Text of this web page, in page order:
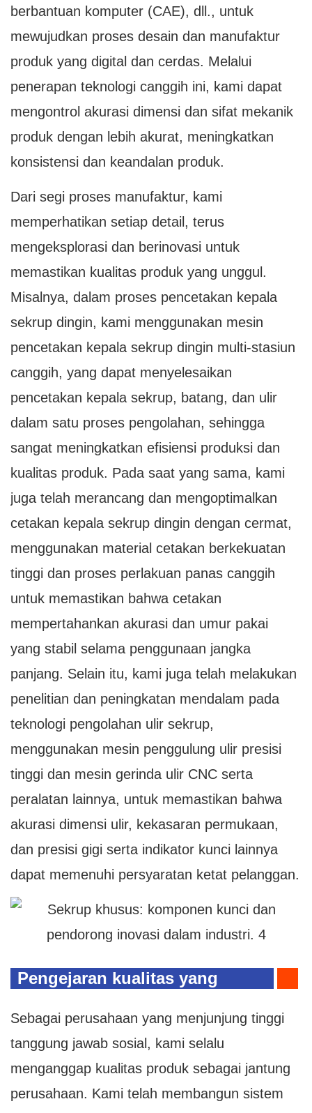
berbantuan komputer (CAE), dll., untuk
mewujudkan proses desain dan manufaktur
produk yang digital dan cerdas. Melalui
penerapan teknologi canggih ini, kami dapat
mengontrol akurasi dimensi dan sifat mekanik
produk dengan lebih akurat, meningkatkan
konsistensi dan keandalan produk.
Dari segi proses manufaktur, kami
memperhatikan setiap detail, terus
mengeksplorasi dan berinovasi untuk
memastikan kualitas produk yang unggul.
Misalnya, dalam proses pencetakan kepala
sekrup dingin, kami menggunakan mesin
pencetakan kepala sekrup dingin multi-stasiun
canggih, yang dapat menyelesaikan
pencetakan kepala sekrup, batang, dan ulir
dalam satu proses pengolahan, sehingga
sangat meningkatkan efisiensi produksi dan
kualitas produk. Pada saat yang sama, kami
juga telah merancang dan mengoptimalkan
cetakan kepala sekrup dingin dengan cermat,
menggunakan material cetakan berkekuatan
tinggi dan proses perlakuan panas canggih
untuk memastikan bahwa cetakan
mempertahankan akurasi dan umur pakai
yang stabil selama penggunaan jangka
panjang. Selain itu, kami juga telah melakukan
penelitian dan peningkatan mendalam pada
teknologi pengolahan ulir sekrup,
menggunakan mesin penggulung ulir presisi
tinggi dan mesin gerinda ulir CNC serta
peralatan lainnya, untuk memastikan bahwa
akurasi dimensi ulir, kekasaran permukaan,
dan presisi gigi serta indikator kunci lainnya
dapat memenuhi persyaratan ketat pelanggan.
Pengejaran kualitas yang
ketat
Sebagai perusahaan yang menjunjung tinggi
tanggung jawab sosial, kami selalu
menganggap kualitas produk sebagai jantung
perusahaan. Kami telah membangun sistem